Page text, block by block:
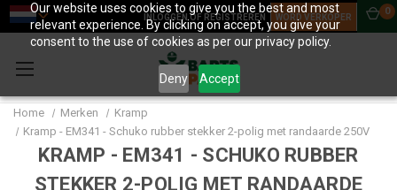
Our website uses cookies to give you the best and most
relevant experience. By clicking on accept, you give your
consent to the use of cookies as per our privacy policy.
Deny Accept
INLOGGEN OF REGISTREREN WORD VERKOPER
0
Home Merken
Kramp
Kramp - EM341 - Schuko rubber stekker 2-polig met randaarde 250V
KRAMP - EM341 - SCHUKO RUBBER
STEKKER 2-POLIG MET RANDAARDE